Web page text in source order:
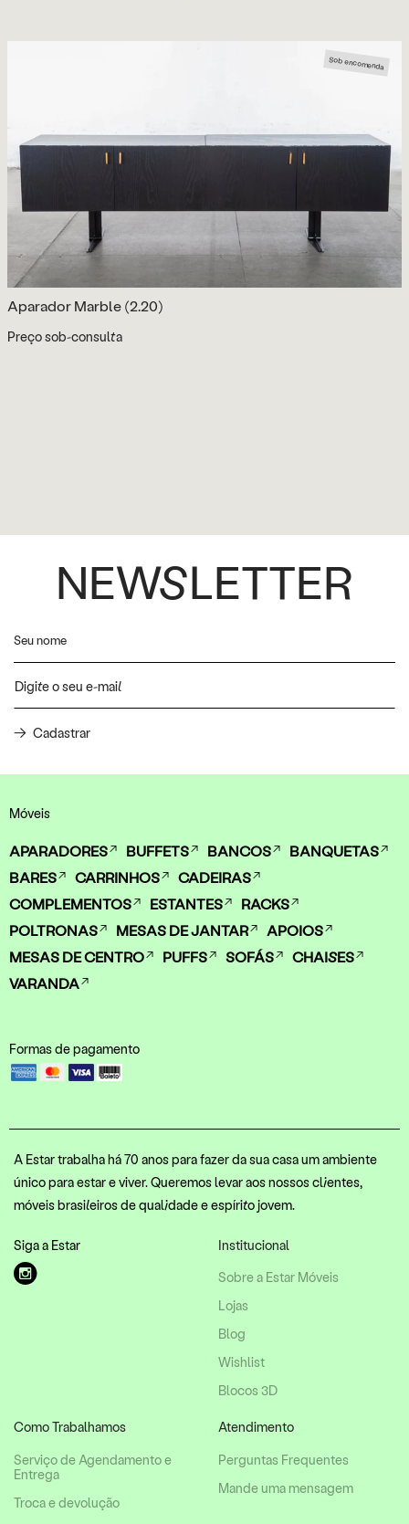
Sob encomenda
Aparador Marble (2.20)
Preço sob-consulta
NEWSLETTER
Cadastrar
Móveis
APARADORES BUFFETS BANCOS
BANQUETAS
BARES
CARRINHOS
CADEIRAS
COMPLEMENTOS
ESTANTES
RACKS
POLTRONAS
MESAS DE JANTAR
APOIOS
MESAS DE CENTRO
PUFFS SOFÁS
CHAISES
VARANDA
Formas de pagamento
A Estar trabalha há 70 anos para fazer da sua casa um ambiente
único para estar e viver. Queremos levar aos nossos clientes,
móveis brasileiros de qualidade e espírito jovem.
Como Trabalhamos
Serviço de Agendamento e
Entrega
Troca e devolução
Institucional
Sobre a Estar Móveis
Lojas
Blog
Wishlist
Blocos 3D
Atendimento
Perguntas Frequentes
Mande uma mensagem
Siga a Estar